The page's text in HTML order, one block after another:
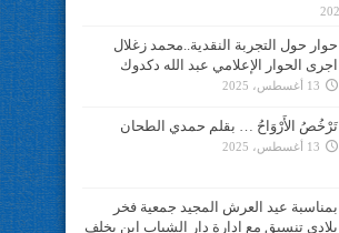
حوار حول التجربة النقدية..محمد زغلال
اجرى الحوار الإعلامي عبد الله دكدوك
13 أغسطس، 2025
تَرْخُصُ الأَرْوَاحُ … بقلم حمدي الطحان
13 أغسطس، 2025
بمناسبة عيد العرش المجيد جمعية فخر
بلادي تنسيق مع ادارة دار الشباب ابن يخلف